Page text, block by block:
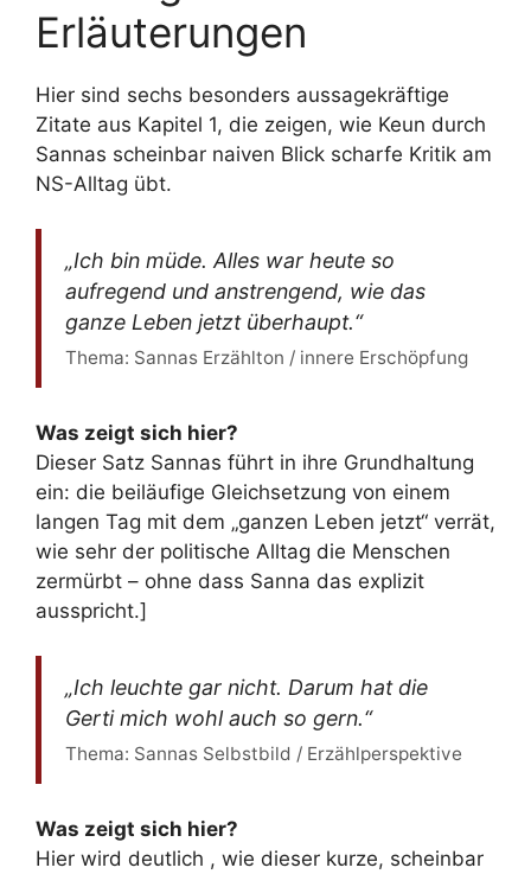
Erläuterungen
Hier sind sechs besonders aussagekräftige
Zitate aus Kapitel 1, die zeigen, wie Keun durch
Sannas scheinbar naiven Blick scharfe Kritik am
NS-Alltag übt.
„Ich bin müde. Alles war heute so
aufregend und anstrengend, wie das
ganze Leben jetzt überhaupt.“
Thema: Sannas Erzählton / innere Erschöpfung
Was zeigt sich hier?
Dieser Satz Sannas führt in ihre Grundhaltung
ein: die beiläufige Gleichsetzung von einem
langen Tag mit dem „ganzen Leben jetzt“ verrät,
wie sehr der politische Alltag die Menschen
zermürbt – ohne dass Sanna das explizit
ausspricht.]
„Ich leuchte gar nicht. Darum hat die
Gerti mich wohl auch so gern.“
Thema: Sannas Selbstbild / Erzählperspektive
Was zeigt sich hier?
Hier wird deutlich , wie dieser kurze, scheinbar